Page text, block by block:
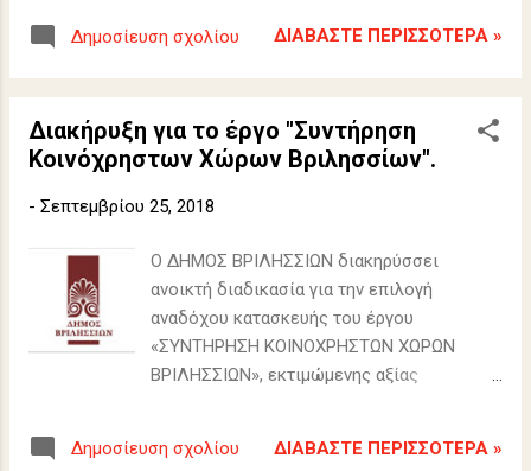
Δημοσίευση σχολίου ΔΙΑΒΆΣΤΕ ΠΕΡΙΣΣΌΤΕΡΑ »
Διακήρυξη για το έργο "Συντήρηση
Κοινόχρηστων Χώρων Βριλησσίων".
- Σεπτεμβρίου 25, 2018
Ο ΔΗΜΟΣ ΒΡΙΛΗΣΣΙΩΝ διακηρύσσει
ανοικτή διαδικασία για την επιλογή
αναδόχου κατασκευής του έργου
«ΣΥΝΤΗΡΗΣΗ ΚΟΙΝΟΧΡΗΣΤΩΝ ΧΩΡΩΝ
ΒΡΙΛΗΣΣΙΩΝ», εκτιμώμενης αξίας
Δημοσίευση σχολίου ΔΙΑΒΆΣΤΕ ΠΕΡΙΣΣΌΤΕΡΑ »